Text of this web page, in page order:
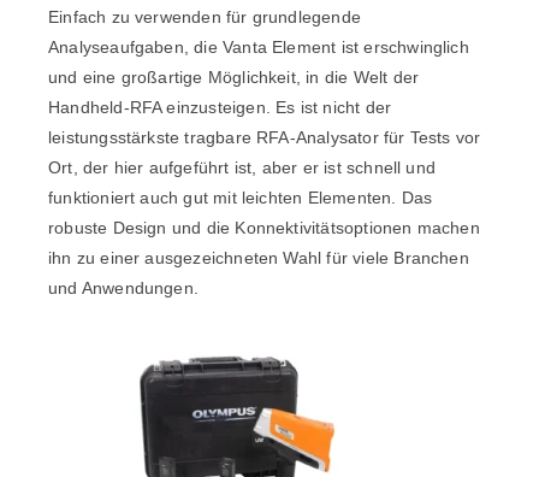
Einfach zu verwenden für grundlegende
Analyseaufgaben, die Vanta Element ist erschwinglich
und eine großartige Möglichkeit, in die Welt der
Handheld-RFA einzusteigen. Es ist nicht der
leistungsstärkste tragbare RFA-Analysator für Tests vor
Ort, der hier aufgeführt ist, aber er ist schnell und
funktioniert auch gut mit leichten Elementen. Das
robuste Design und die Konnektivitätsoptionen machen
ihn zu einer ausgezeichneten Wahl für viele Branchen
und Anwendungen.